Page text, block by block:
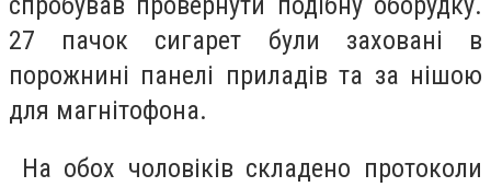
27 пачок сигарет були заховані в
порожнині панелі приладів та за нішою
для магнітофона.
На обох чоловіків складено протоколи